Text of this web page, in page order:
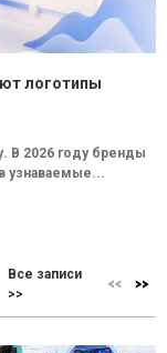
логотипы
В 2026 году бренды
узнаваемые...
Все записи
>>